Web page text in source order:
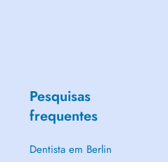
Pesquisas
frequentes
Dentista em Berlin